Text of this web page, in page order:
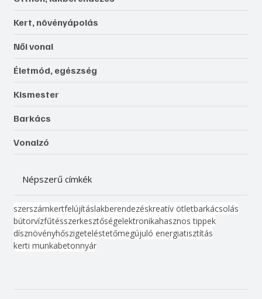
Kert, növényápolás
Női vonal
Életmód, egészség
Kismester
Barkács
Vonalzó
Népszerű címkék
szerszámkertfelújításlakberendezéskreatív ötletbarkácsolás
bútorvízfűtésszerkesztőségelektronikahasznos tippek
dísznövényhőszigeteléstetőmegújuló energiatisztítás
kerti munkabetonnyár